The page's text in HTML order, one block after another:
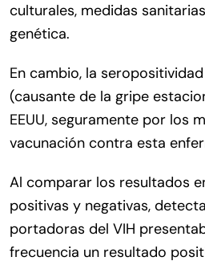
culturales, medidas
genética.
En cambio, la
(causante de la gripe
EEUU, seguramente por los
vacunación contra esta
Al comparar los resultados
positivas y negativas,
portadoras del VIH
frecuencia un resultado